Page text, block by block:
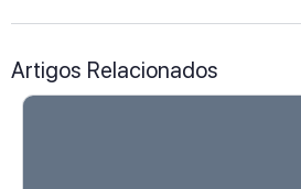
Artigos Relacionados